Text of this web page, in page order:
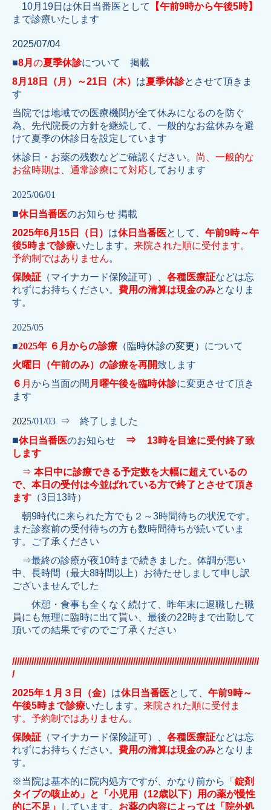
10月19日は休日当番医として
【午前9時から午後5時】
まで診療いたします
2025/07/04
■8月 の夏季休診について 掲載
8月18日（月）～21日（木） は夏季休診とさせて頂きま
す
当院では地域での医療機関が全て休みになるのを防ぐ
為、先代院長の方針を継続して、一般的なお盆休みを避
けて夏季の休診日を設定しています
休診日・お薬の残数などご確認ください。 尚、一般的な
お盆時期は、通常診療にて対応しております
2025/06/01
■休日当番医のお知らせ 掲載
2025年6月15日（日） は休日当番医として
午前9時～午
後5時まで診療いたします。 来院された順に受付ます。
予約制ではありません。
保険証 （マイナカード保険証可）、 各種医療証などは忘
れずにお持ちください。 費用の清算は現金のみとなりま
す。
2025/05
■2025年 ６月からの診療 （臨時休診の変更） について
火曜日
（午前のみ） の診療を再開致します
６ 月 から当面の間 月曜午後を臨時休診に変更させて頂き
ます
2025/01/03 ⇒ 終了しました
■休日当番医のお知らせ ⇒ 13時を目途に受付終了致
します
⇒ 本日中に診療できる予定数を大幅に超えているの
で、本日の受付は今並ばれている方で終了とさせて頂き
ます （3日13時）
朝9時代に来られた方でも２～3時間待ちの状況です。
また診察前の受付待ちの方も数時間待ちが続いていま
す。ご了承ください
⇒最終の診療が夜10時まで続きました。体調が悪い
中、長時間（最大8時間以上）お待たせしまして申し訳
ございませんでした
休憩・食事も全くなく続けて、昨年末に退職した職
員にも無理に臨時に出て貰い、最後の22時まで出勤して
頂いての結果ですのでご了承ください
//////////////////////////////////////////////////////////////////////////////////////////////////////
/
2025年１月３日（金） は休日当番医として
午前9時～
午後5時まで診療いたします。 来院された順に受付ま
す。予約制ではありません。
保険証 （マイナカード保険証可）、 各種医療証などは忘
れずにお持ちください。 費用の清算は現金のみとなりま
す。
※当院は基本的に院内処方ですが、かなり前から「 錠剤
タイプの咳止め」と「小児用（12歳以下）用の薬が慢性
的に不足」
しています。 お薬の内容によっては「院外処